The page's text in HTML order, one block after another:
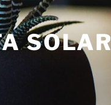
SOLAR